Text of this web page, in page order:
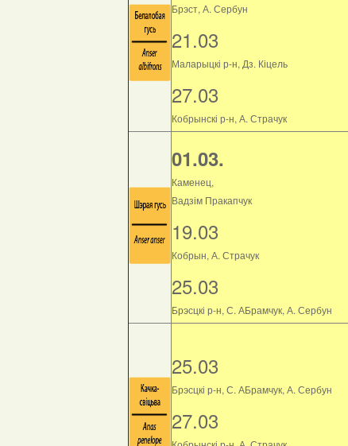
Брэст, А. Сербун
21.03
Маларыцкі р-н, Дз. Кіцель
27.03
Кобрынскі р-н, А. Страчук
01.03.
Каменец,
Вадзім Пракапчук
19.03
Кобрын, А. Страчук
25.03
Брэсцкі р-н, С. АБрамчук, А. Сербун
25.03
Брэсцкі р-н, С. АБрамчук, А. Сербун
27.03